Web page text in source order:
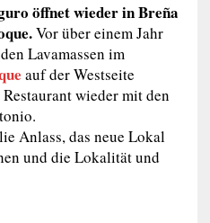
öffnet wieder in Breña
Vor über einem Jahr
Lavamassen im
auf der Westseite
wieder mit den
Anlass, das neue Lokal
und die Lokalität und